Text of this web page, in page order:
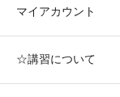
マイアカウント
☆講習について